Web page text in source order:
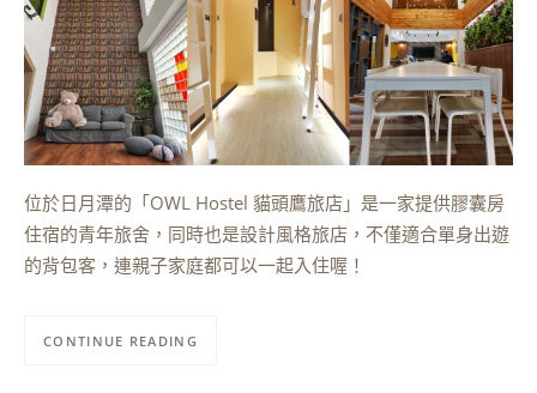
位於日月潭的「OWL Hostel 貓頭鷹旅店」是一家提供膠囊房
住宿的青年旅舍，同時也是設計風格旅店，不僅適合單身出遊
的背包客，連親子家庭都可以一起入住喔！
CONTINUE READING